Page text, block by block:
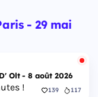
- 29 mai
Olt - 8 août 2026
! 139 117